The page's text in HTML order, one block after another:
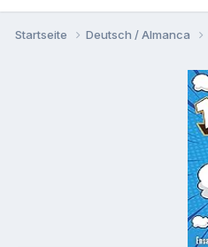
Startseite Deutsch / Almanca